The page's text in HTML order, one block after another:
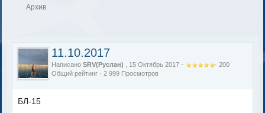
Архив
11.10.2017
НаписаноSRV(Руслан) , 15 Октябрь 2017 - ·200
Общий рейтинг · 2 999 Просмотров
БЛ-15